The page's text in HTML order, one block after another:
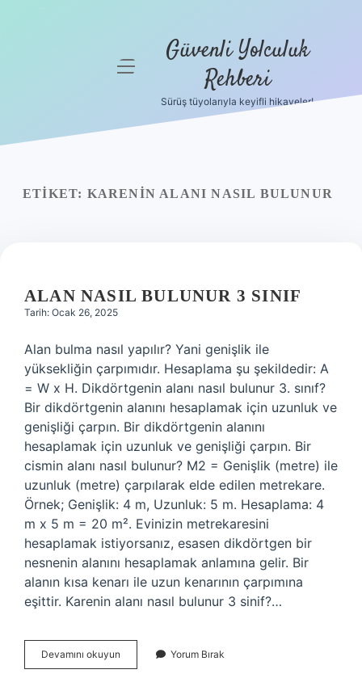
menüyü Güvenli Yolculuk
Rehberi
Sürüş tüyolarıyla keyifli hikayeler!
ETIKET: KARENIN ALANI NASIL BULUNUR
ALAN NASIL BULUNUR 3 SINIF
Tarih: Ocak 26, 2025
Alan bulma nasıl yapılır? Yani genişlik ile
yüksekliğin çarpımıdır. Hesaplama şu şekildedir: A
= W x H. Dikdörtgenin alanı nasıl bulunur 3. sınıf?
Bir dikdörtgenin alanını hesaplamak için uzunluk ve
genişliği çarpın. Bir dikdörtgenin alanını
hesaplamak için uzunluk ve genişliği çarpın. Bir
cismin alanı nasıl bulunur? M2 = Genişlik (metre) ile
uzunluk (metre) çarpılarak elde edilen metrekare.
Örnek; Genişlik: 4 m, Uzunluk: 5 m. Hesaplama: 4
m x 5 m = 20 m². Evinizin metrekaresini
hesaplamak istiyorsanız, esasen dikdörtgen bir
nesnenin alanını hesaplamak anlamına gelir. Bir
alanın kısa kenarı ile uzun kenarının çarpımına
eşittir. Karenin alanı nasıl bulunur 3 sinif?…
Devamını okuyun
Nasıl
Yorum Bırak